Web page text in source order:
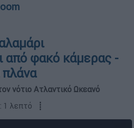
από φακό κάμερας -
νότιο Ατλαντικό Ωκεανό
1 λεπτό ┋